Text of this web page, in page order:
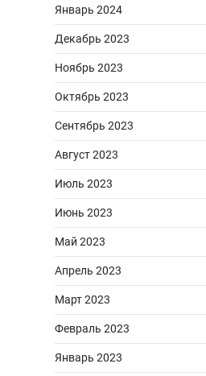
Январь 2024
Декабрь 2023
Ноябрь 2023
Октябрь 2023
Сентябрь 2023
Август 2023
Июль 2023
Июнь 2023
Май 2023
Апрель 2023
Март 2023
Февраль 2023
Январь 2023